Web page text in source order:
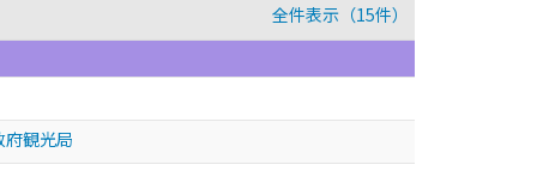
全件表示（15件）
府観光局